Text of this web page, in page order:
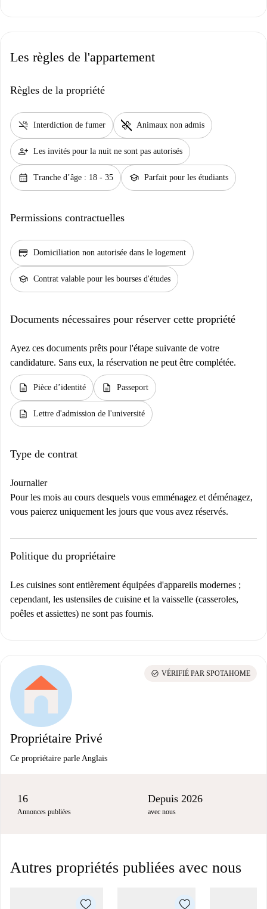
Les règles de l'appartement
Règles de la propriété
smoke_free Interdiction de fumer pet_supplies Animaux non admis
person_add Les invités pour la nuit ne sont pas autorisés
calendar_month Tranche d’âge : 18 - 35 school Parfait pour les étudiants
Permissions contractuelles
credit_score Domiciliation non autorisée dans le logement
school Contrat valable pour les bourses d'études
Documents nécessaires pour réserver cette propriété
Ayez ces documents prêts pour l'étape suivante de votre
candidature. Sans eux, la réservation ne peut être complétée.
description Pièce d’identité description Passeport
description Lettre d'admission de l'université
Type de contrat
Journalier
Pour les mois au cours desquels vous emménagez et déménagez,
vous paierez uniquement les jours que vous avez réservés.
Politique du propriétaire
Les cuisines sont entièrement équipées d'appareils modernes ;
cependant, les ustensiles de cuisine et la vaisselle (casseroles,
poêles et assiettes) ne sont pas fournis.
Propriétaire Privé
Ce propriétaire parle Anglais
check_circle VÉRIFIÉ PAR SPOTAHOME
16
Annonces publiées
Depuis 2026
avec nous
Autres propriétés publiées avec nous